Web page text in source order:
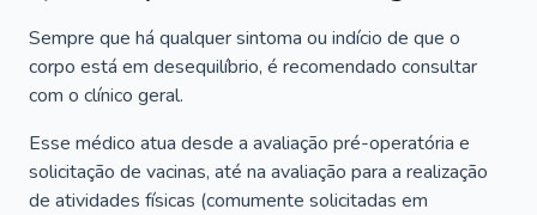
Sempre que há qualquer sintoma ou indício de que o
corpo está em desequilíbrio, é recomendado consultar
com o clínico geral.
Esse médico atua desde a avaliação pré-operatória e
solicitação de vacinas, até na avaliação para a realização
de atividades físicas (comumente solicitadas em